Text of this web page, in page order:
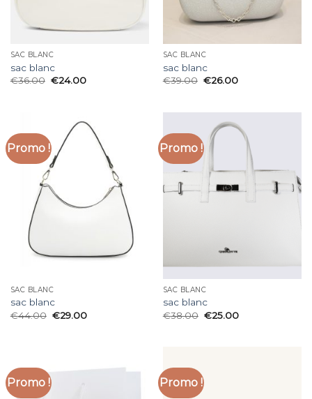
SAC BLANC
sac blanc
€36.00 €24.00
SAC BLANC
sac blanc
€39.00 €26.00
Promo !
SAC BLANC
sac blanc
€44.00 €29.00
Promo !
SAC BLANC
sac blanc
€38.00 €25.00
Promo ! Promo !